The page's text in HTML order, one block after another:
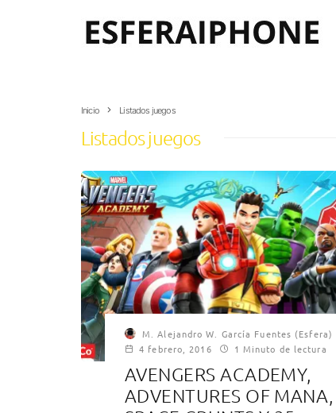
Inicio Listados juegos
Listados juegos
M. Alejandro W. García Fuentes (Esfera)
4 febrero, 2016
1 Minuto de lectura
AVENGERS ACADEMY,
ADVENTURES OF MANA,